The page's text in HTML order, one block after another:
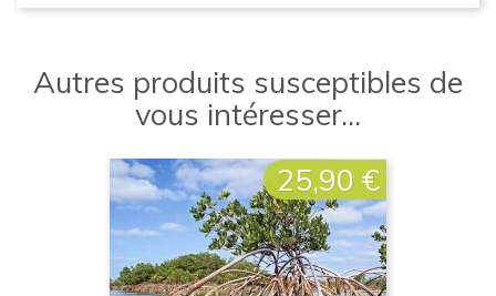
Autres produits susceptibles de
vous intéresser...
Prix
25,90 €